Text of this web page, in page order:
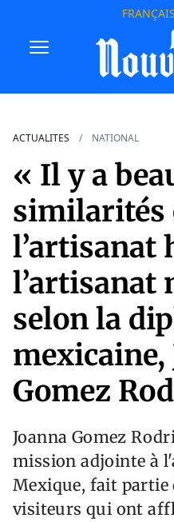
FRANÇAIS
ACTUALITES NATIONAL
« Il y a
similarités
l’artisanat
l’artisanat
selon la
mexicaine,
Gomez
Joanna Gomez
mission adjointe à
Mexique, fait partie
visiteurs qui ont